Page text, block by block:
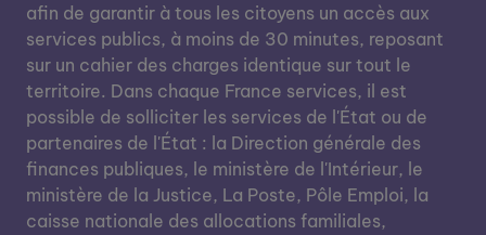
afin de garantir à tous les citoyens un accès aux
services publics, à moins de 30 minutes, reposant
sur un cahier des charges identique sur tout le
territoire. Dans chaque France services, il est
possible de solliciter les services de l'État ou de
partenaires de l'État : la Direction générale des
finances publiques, le ministère de l'Intérieur, le
ministère de la Justice, La Poste, Pôle Emploi, la
caisse nationale des allocations familiales,